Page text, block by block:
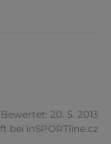
Bewertet: 20. 5. 2013
bei inSPORTline.cz